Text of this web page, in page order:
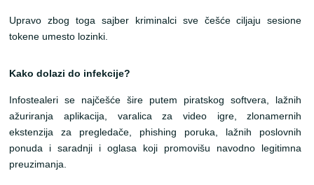
Upravo zbog toga sajber kriminalci sve češće ciljaju sesione
tokene umesto lozinki.
Kako dolazi do infekcije?
Infostealeri se najčešće šire putem piratskog softvera, lažnih
ažuriranja aplikacija, varalica za video igre, zlonamernih
ekstenzija za pregledače, phishing poruka, lažnih poslovnih
ponuda i saradnji i oglasa koji promovišu navodno legitimna
preuzimanja.